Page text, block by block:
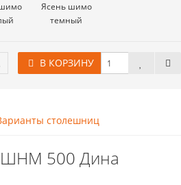
Ясень шимо
темный
В КОРЗИНУ
столешниц
ШНМ 500 Дина